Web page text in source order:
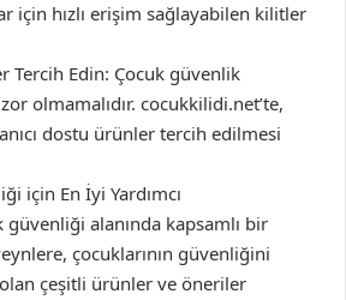
için hızlı erişim sağlayabilen kilitler
Tercih Edin: Çocuk güvenlik
olmamalıdır. cocukkilidi.net’te,
dostu ürünler tercih edilmesi
için En İyi Yardımcı
alanında kapsamlı bir
çocuklarının güvenliğini
çeşitli ürünler ve öneriler